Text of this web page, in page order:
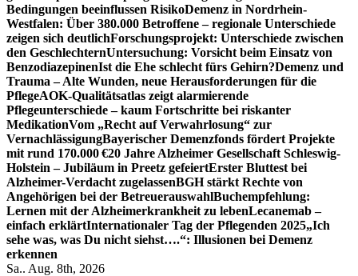
Bedingungen beeinflussen RisikoDemenz in Nordrhein-
Westfalen: Über 380.000 Betroffene – regionale Unterschiede
zeigen sich deutlichForschungsprojekt: Unterschiede zwischen
den GeschlechternUntersuchung: Vorsicht beim Einsatz von
BenzodiazepinenIst die Ehe schlecht fürs Gehirn?Demenz und
Trauma – Alte Wunden, neue Herausforderungen für die
PflegeAOK-Qualitätsatlas zeigt alarmierende
Pflegeunterschiede – kaum Fortschritte bei riskanter
MedikationVom „Recht auf Verwahrlosung“ zur
VernachlässigungBayerischer Demenzfonds fördert Projekte
mit rund 170.000 €20 Jahre Alzheimer Gesellschaft Schleswig-
Holstein – Jubiläum in Preetz gefeiertErster Bluttest bei
Alzheimer-Verdacht zugelassenBGH stärkt Rechte von
Angehörigen bei der BetreuerauswahlBuchempfehlung:
Lernen mit der Alzheimerkrankheit zu lebenLecanemab –
einfach erklärtInternationaler Tag der Pflegenden 2025„Ich
sehe was, was Du nicht siehst….“: Illusionen bei Demenz
erkennen
Sa.. Aug. 8th, 2026